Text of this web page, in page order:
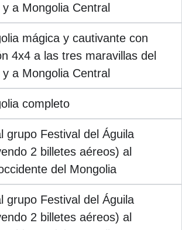
a Mongolia Central
mágica y cautivante con
4x4 a las tres maravillas del
a Mongolia Central
completo
grupo Festival del Águila
2 billetes aéreos) al
del Mongolia
grupo Festival del Águila
2 billetes aéreos) al